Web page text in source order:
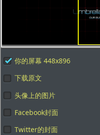
你的屏幕 448x896
下载原文
头像上的图片
Facebook封面
Twitter的封面